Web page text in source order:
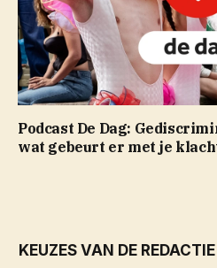
Podcast De Dag:
wat gebeurt er met je
KEUZES VAN DE REDACTIE